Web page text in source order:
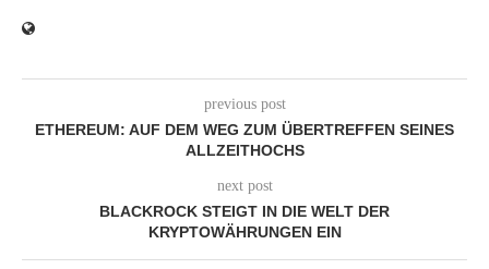
previous post
ETHEREUM: AUF DEM WEG ZUM ÜBERTREFFEN SEINES
ALLZEITHOCHS
next post
BLACKROCK STEIGT IN DIE WELT DER
KRYPTOWÄHRUNGEN EIN